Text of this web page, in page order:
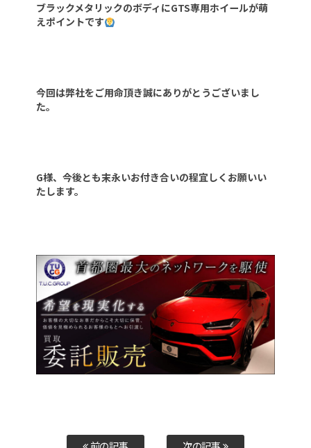
ブラックメタリックのボディにGTS専用ホイールが萌
えポイントです
今回は弊社をご用命頂き誠にありがとうございまし
た。
G様、今後とも末永いお付き合いの程宜しくお願いい
たします。